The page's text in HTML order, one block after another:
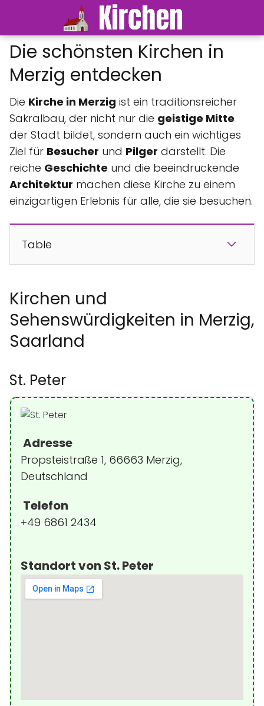
Die schönsten Kirchen in
Merzig entdecken
Die Kirche in Merzig ist ein traditionsreicher
Sakralbau, der nicht nur die geistige Mitte
der Stadt bildet, sondern auch ein wichtiges
Ziel für Besucher und Pilger darstellt. Die
reiche Geschichte und die beeindruckende
Architektur machen diese Kirche zu einem
einzigartigen Erlebnis für alle, die sie besuchen.
Table
Kirchen und
Sehenswürdigkeiten in Merzig,
Saarland
St. Peter
Adresse
Propsteistraße 1, 66663 Merzig,
Deutschland
Telefon
+49 6861 2434
Standort von St. Peter